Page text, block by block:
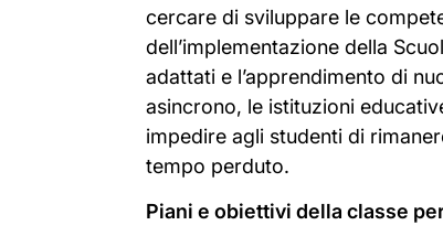
cercare di sviluppare le
dell’implementazione della
adattati e l’apprendimento di
asincrono, le istituzioni
impedire agli studenti di
tempo perduto.
Piani e obiettivi della classe